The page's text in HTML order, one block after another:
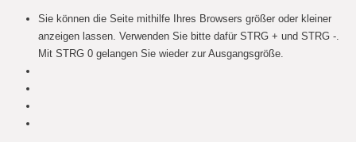
Sie können die Seite mithilfe Ihres Browsers größer oder kleiner
anzeigen lassen. Verwenden Sie bitte dafür STRG + und STRG -.
Mit STRG 0 gelangen Sie wieder zur Ausgangsgröße.